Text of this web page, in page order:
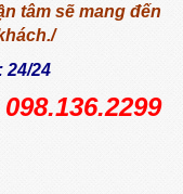
tâm sẽ mang đến
24/24